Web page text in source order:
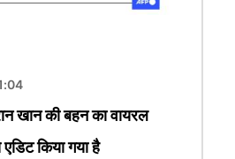
खान की बहन का वायरल
किया गया है